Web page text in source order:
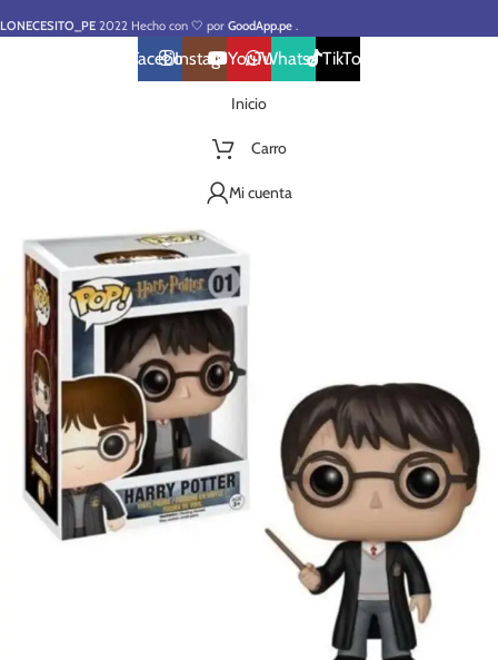
LONECESITO_PE 2022 Hecho con 🤍 por GoodApp.pe .
FacebookInstagramYouTubeWhatsAppTikTok
Inicio
Carro
Mi cuenta